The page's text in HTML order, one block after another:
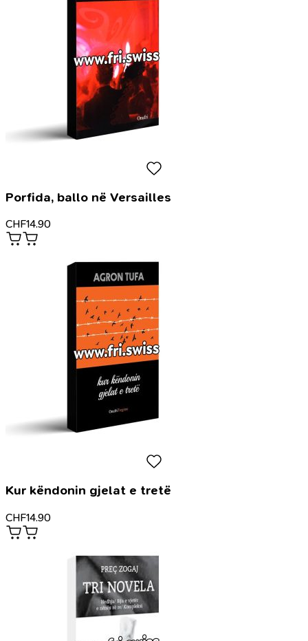
Porfida, ballo në Versailles
CHF14.90
Kur këndonin gjelat e tretë
CHF14.90